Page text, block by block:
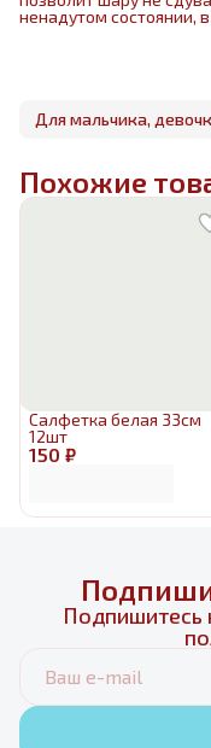
ненадутом состоянии,
Для мальчика,
Похожие
150 ₽
Салфетка белая 33см
12шт
Подпишитесь